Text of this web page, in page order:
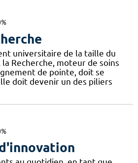
universitaire de la taille du
Recherche, moteur de soins
de pointe, doit se
doit devenir un des piliers